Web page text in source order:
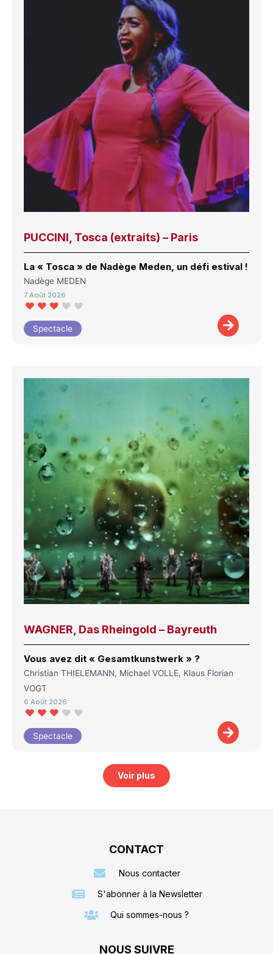
PUCCINI, Tosca (extraits) – Paris
La « Tosca » de Nadège Meden, un défi estival !
Nadège MEDEN
7 Août 2026
Spectacle
WAGNER, Das Rheingold – Bayreuth
Vous avez dit « Gesamtkunstwerk » ?
Christian THIELEMANN, Michael VOLLE, Klaus Florian
VOGT
6 Août 2026
Spectacle
Voir plus
CONTACT
Nous contacter
S'abonner à la Newsletter
Qui sommes-nous ?
NOUS SUIVRE